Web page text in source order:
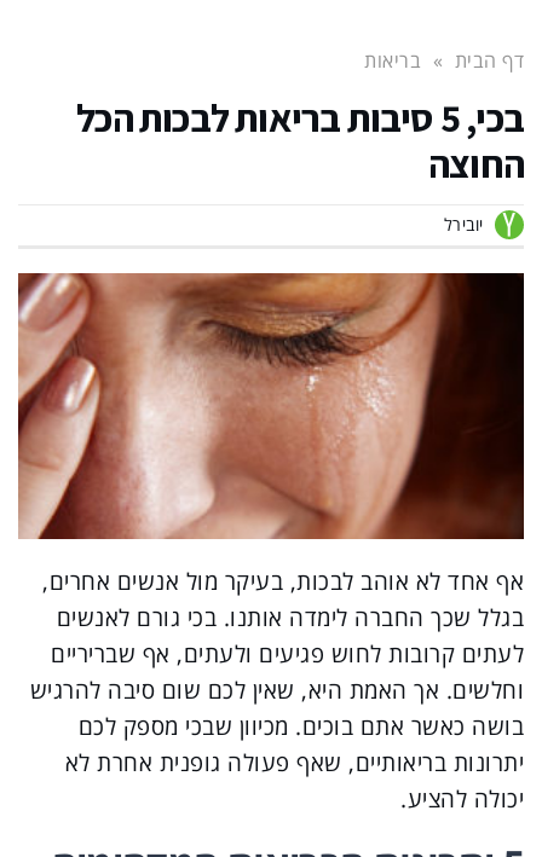
דף הבית » בריאות
בכי, 5 סיבות בריאות לבכות הכל
החוצה
יובירל
אף אחד לא אוהב לבכות, בעיקר מול אנשים אחרים,
בגלל שכך החברה לימדה אותנו. בכי גורם לאנשים
לעתים קרובות לחוש פגיעים ולעתים, אף שבריריים
וחלשים. אך האמת היא, שאין לכם שום סיבה להרגיש
בושה כאשר אתם בוכים. מכיוון שבכי מספק לכם
יתרונות בריאותיים, שאף פעולה גופנית אחרת לא
יכולה להציע.